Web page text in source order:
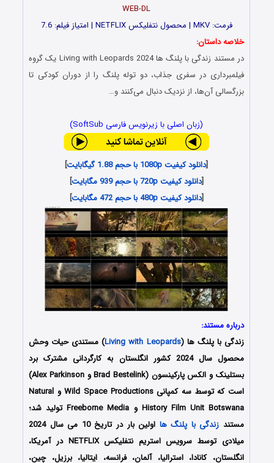
WEB-DL
فرمت: MKV | محصول نتفلیکس NETFLIX | امتیاز فیلم: 7.6
خلاصه داستان:
در مستند زندگی با پلنگ ها Living with Leopards 2024 یک گروه
فیلمبرداری در سفری جذاب، دو توله پلنگ را از دوران کودکی تا
بزرگسالی آن‌ها، از نزدیک دنبال می‌کنند و…
(زبان اصلی با زیرنویس فارسی SoftSub)
[دانلود کیفیت 1080p با حجم 1.88 گیگابایت
]
[دانلود کیفیت 720p با حجم 939 مگابایت
]
[دانلود کیفیت 480p با حجم 472 مگابایت ]
درباره مستند:
زندگی با پلنگ ها (Living with Leopards) مستندی حیات وحش
محصول سال 2024 کشور انگلستان به کارگردانی مشترک برد
بستلینک و الکس پارکینسون (Brad Bestelink و Alex Parkinson)
است که توسط سه کمپانی Wild Space Productions و Natural
History Film Unit Botswana و Freeborne Media تولید شد؛
مستند زندگی با پلنگ ها
اولین بار در تاریخ 10 می سال 2024
میلادی توسط سرویس استریم نتفلیکس NETFLIX در آمریکا،
انگلستان، کانادا، استرالیا، آلمان، فرانسه، ایتالیا، برزیل، چین،